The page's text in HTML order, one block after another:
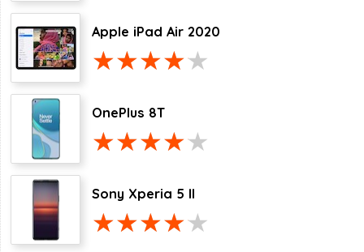
Apple iPad Air 2020
OnePlus 8T
Sony Xperia 5 II